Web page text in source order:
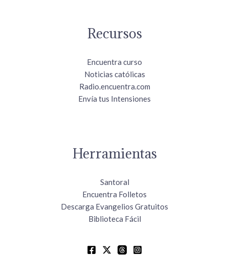
Recursos
Encuentra curso
Noticias católicas
Radio.encuentra.com
Envía tus Intensiones
Herramientas
Santoral
Encuentra Folletos
Descarga Evangelios Gratuitos
Biblioteca Fácil